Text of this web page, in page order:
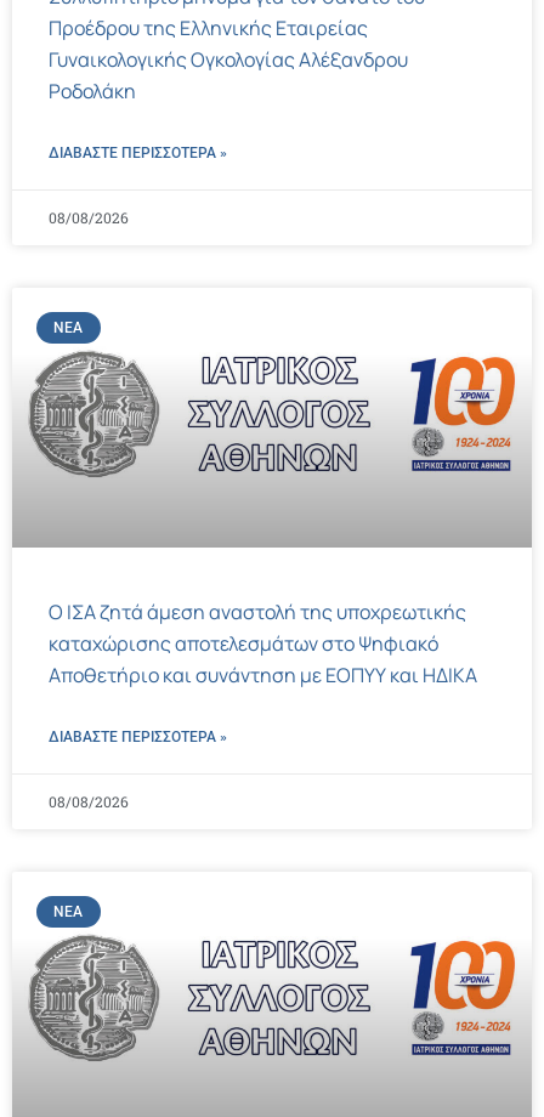
Προέδρου της Ελληνικής Εταιρείας
Γυναικολογικής Ογκολογίας Αλέξανδρου
Ροδολάκη
ΔΙΑΒΑΣΤΕ ΠΕΡΙΣΣΌΤΕΡΑ »
08/08/2026
ΝΈΑ
Ο ΙΣΑ ζητά άμεση αναστολή της υποχρεωτικής
καταχώρισης αποτελεσμάτων στο Ψηφιακό
Αποθετήριο και συνάντηση με ΕΟΠΥΥ και ΗΔΙΚΑ
ΔΙΑΒΑΣΤΕ ΠΕΡΙΣΣΌΤΕΡΑ »
08/08/2026
ΝΈΑ